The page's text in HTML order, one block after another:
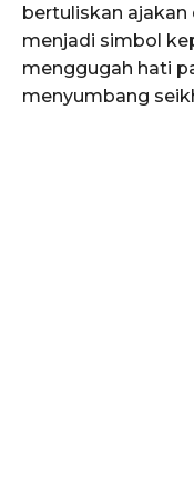
bertuliskan ajakan
menjadi simbol
menggugah hati
menyumbang